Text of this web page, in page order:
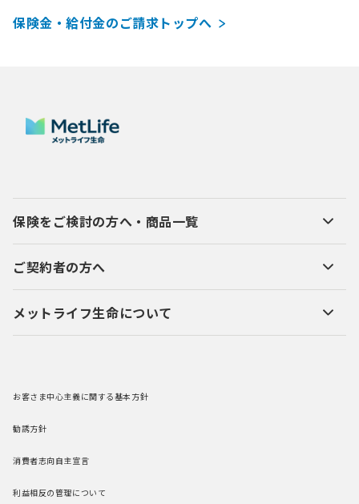
保険金・給付金のご請求トップへ
保険をご検討の方へ・商品一覧
ご契約者の方へ
メットライフ生命について
お客さま中心主義に関する基本方針
勧誘方針
消費者志向自主宣言
利益相反の管理について